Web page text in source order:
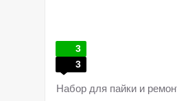
3
3
Набор для пайки и